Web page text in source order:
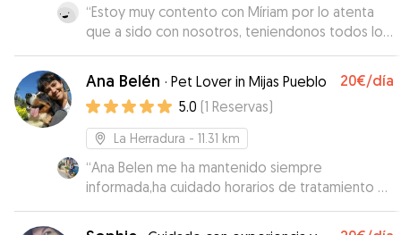
“Estoy muy contento con Míriam por lo atenta
que a sido con nosotros, teniendonos todos los
dias informados. Estamos muy contentos con
ella y seguro que si en otro momento
necesitamos cuidador para Diana contaremos
von ella. Gracias por tu dedicación y buen
hacer.”
Ana Belén · Pet Lover in Mijas Pueblo 20€/día
5.0 (1 Reservas)
La Herradura - 11.31 km
“Ana Belen me ha mantenido siempre
informada,ha cuidado horarios de tratamiento y
alimentación a la perfección y para mi lo más
importante es lo feliz que Duna se ha sentido en